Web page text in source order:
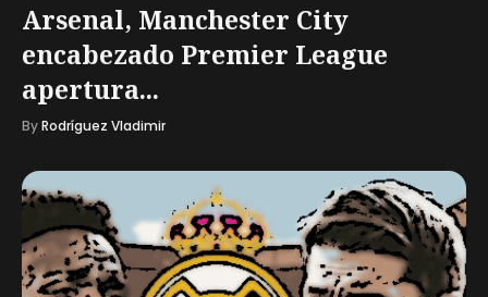
Arsenal, Manchester City
encabezado Premier League
apertura...
ByRodríguez Vladimir